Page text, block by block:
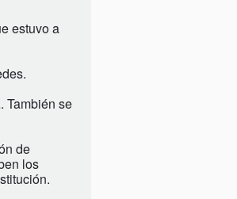
estuvo a
También se
de
los